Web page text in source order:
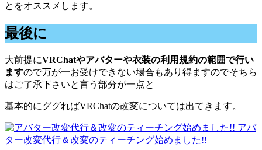
とをオススメします。
最後に
大前提にVRChatやアバターや衣装の利用規約の範囲で行い
ますので万が一お受けできない場合もあり得ますのでそちら
はご了承下さいと言う部分が一点と
基本的にググればVRChatの改変については出てきます。
アバ
ター改変代行＆改変のティーチング始めました!!